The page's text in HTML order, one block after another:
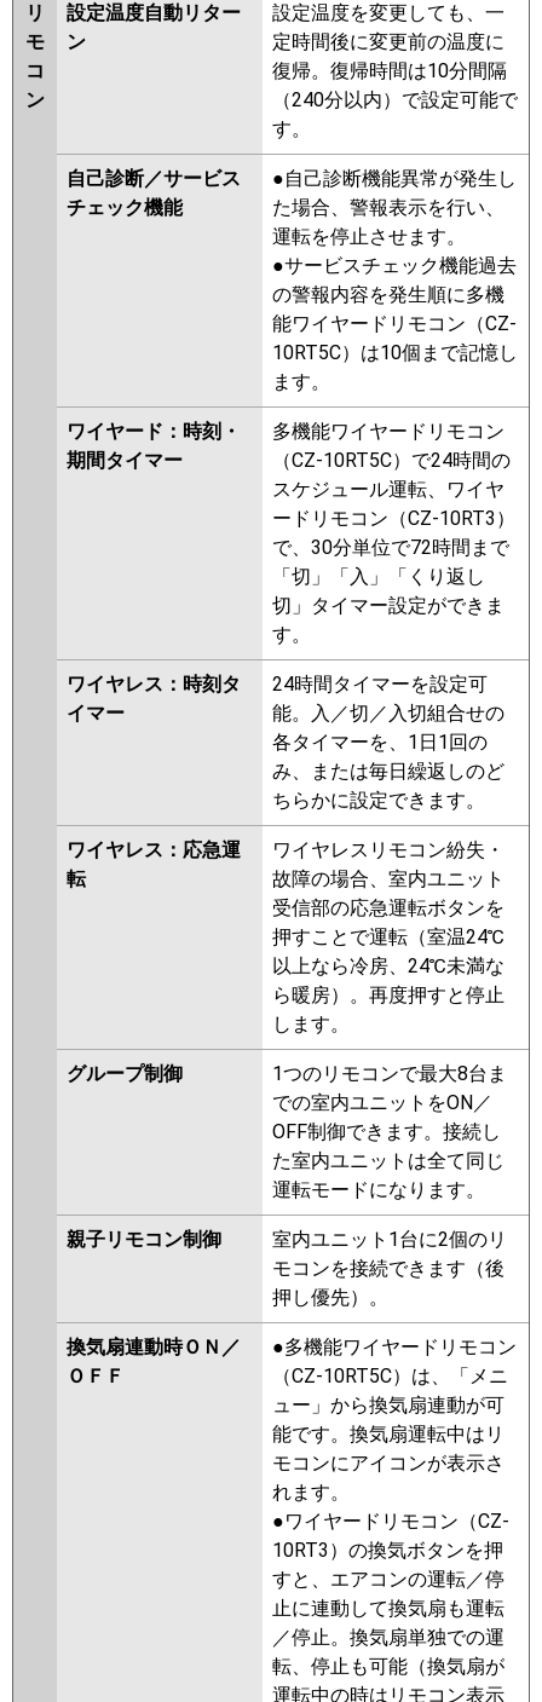
リ
モ
コ
ン
設定温度自動リター
ン
設定温度を変更しても、一
定時間後に変更前の温度に
復帰。復帰時間は10分間隔
（240分以内）で設定可能で
す。
自己診断／サービス
チェック機能
●自己診断機能異常が発生し
た場合、警報表示を行い、
運転を停止させます。
●サービスチェック機能過去
の警報内容を発生順に多機
能ワイヤードリモコン（CZ-
10RT5C）は10個まで記憶し
ます。
ワイヤード：時刻・
期間タイマー
多機能ワイヤードリモコン
（CZ-10RT5C）で24時間の
スケジュール運転、ワイヤ
ードリモコン（CZ-10RT3）
で、30分単位で72時間まで
「切」「入」「くり返し
切」タイマー設定ができま
す。
ワイヤレス：時刻タ
イマー
24時間タイマーを設定可
能。入／切／入切組合せの
各タイマーを、1日1回の
み、または毎日繰返しのど
ちらかに設定できます。
ワイヤレス：応急運
転
ワイヤレスリモコン紛失・
故障の場合、室内ユニット
受信部の応急運転ボタンを
押すことで運転（室温24℃
以上なら冷房、24℃未満な
ら暖房）。再度押すと停止
します。
グループ制御
1つのリモコンで最大8台ま
での室内ユニットをON／
OFF制御できます。接続し
た室内ユニットは全て同じ
運転モードになります。
親子リモコン制御
室内ユニット1台に2個のリ
モコンを接続できます（後
押し優先）。
換気扇連動時ＯＮ／
ＯＦＦ
●多機能ワイヤードリモコン
（CZ-10RT5C）は、「メニ
ュー」から換気扇連動が可
能です。換気扇運転中はリ
モコンにアイコンが表示さ
れます。
●ワイヤードリモコン（CZ-
10RT3）の換気ボタンを押
すと、エアコンの運転／停
止に連動して換気扇も運転
／停止。換気扇単独での運
転、停止も可能（換気扇が
運転中の時はリモコン表示